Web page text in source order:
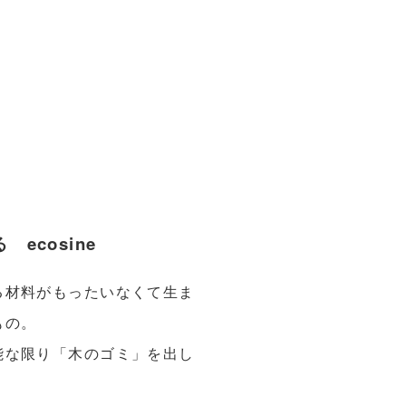
ecosine
料がもったいなくて生ま
。
限り「木のゴミ」を出し